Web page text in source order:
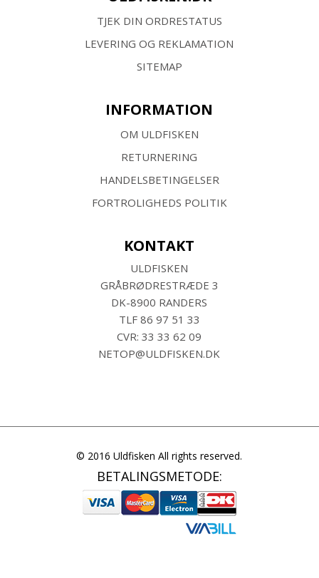
TJEK DIN ORDRESTATUS
LEVERING OG REKLAMATION
SITEMAP
INFORMATION
OM ULDFISKEN
RETURNERING
HANDELSBETINGELSER
FORTROLIGHEDS POLITIK
KONTAKT
ULDFISKEN
GRÅBRØDRESTRÆDE 3
DK-8900 RANDERS
TLF 86 97 51 33
CVR: 33 33 62 09
NETOP@ULDFISKEN.DK
© 2016 Uldfisken All rights reserved.
BETALINGSMETODE: